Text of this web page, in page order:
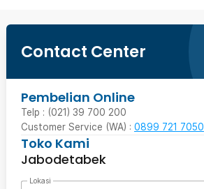
Contact Center
Pembelian Online
Telp : (021) 39 700 200
Customer Service (WA) : 0899 721 7050
Toko Kami
Jabodetabek
Lokasi